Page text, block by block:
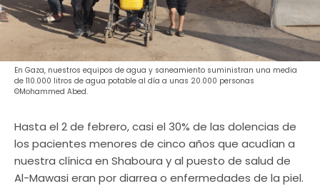
En Gaza, nuestros equipos de agua y saneamiento suministran una media
de 110.000 litros de agua potable al día a unas 20.000 personas
©Mohammed Abed.
Hasta el 2 de febrero, casi el 30% de las dolencias de
los pacientes menores de cinco años que acudían a
nuestra clínica en Shaboura y al puesto de salud de
Al-Mawasi eran por diarrea o enfermedades de la piel.